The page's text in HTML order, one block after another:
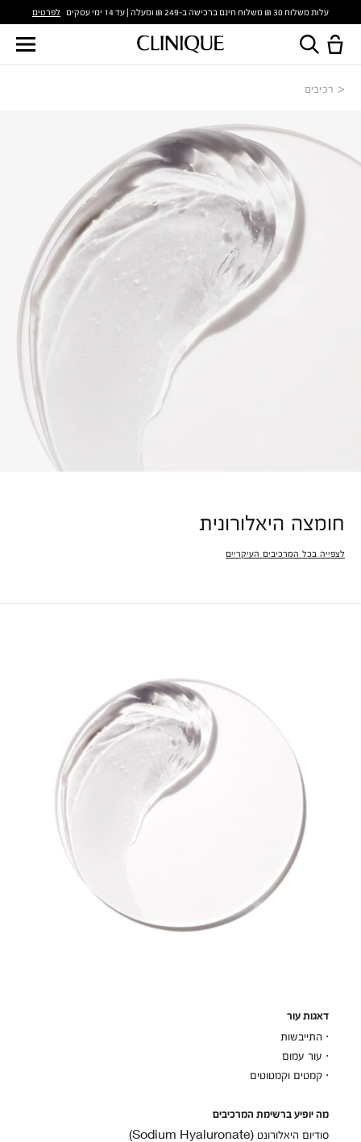
עלות משלוח 30 ₪ משלוח חינם ברכישה ב-249 ₪ ומעלה | עד 14 ימי עסקים לפרטים
רכיבים
חומצה היאלורונית
לצפייה בכל המרכיבים העיקריים
דאגות עור
· התייבשות
· עור עמום
· קמטים וקמטוטים
מה יופיע ברשימת המרכיבים
סודיום היאלורונט (Sodium Hyaluronate)